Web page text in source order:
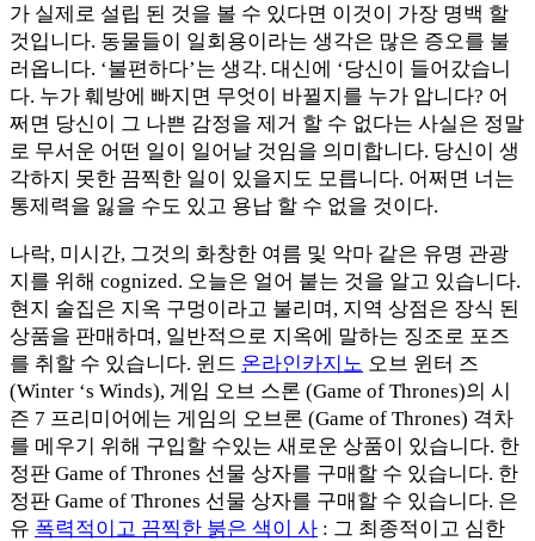
가 실제로 설립 된 것을 볼 수 있다면 이것이 가장 명백 할
것입니다. 동물들이 일회용이라는 생각은 많은 증오를 불
러옵니다. ‘불편하다’는 생각. 대신에 ‘당신이 들어갔습니
다. 누가 훼방에 빠지면 무엇이 바뀔지를 누가 압니다? 어
쩌면 당신이 그 나쁜 감정을 제거 할 수 없다는 사실은 정말
로 무서운 어떤 일이 일어날 것임을 의미합니다. 당신이 생
각하지 못한 끔찍한 일이 있을지도 모릅니다. 어쩌면 너는
통제력을 잃을 수도 있고 용납 할 수 없을 것이다.
나락, 미시간, 그것의 화창한 여름 및 악마 같은 유명 관광
지를 위해 cognized. 오늘은 얼어 붙는 것을 알고 있습니다.
현지 술집은 지옥 구멍이라고 불리며, 지역 상점은 장식 된
상품을 판매하며, 일반적으로 지옥에 말하는 징조로 포즈
를 취할 수 있습니다. 윈드 온라인카지노 오브 윈터 즈
(Winter ‘s Winds), 게임 오브 스론 (Game of Thrones)의 시
즌 7 프리미어에는 게임의 오브론 (Game of Thrones) 격차
를 메우기 위해 구입할 수있는 새로운 상품이 있습니다. 한
정판 Game of Thrones 선물 상자를 구매할 수 있습니다. 한
정판 Game of Thrones 선물 상자를 구매할 수 있습니다. 은
유 폭력적이고 끔찍한 붉은 색이 사 : 그 최종적이고 심한